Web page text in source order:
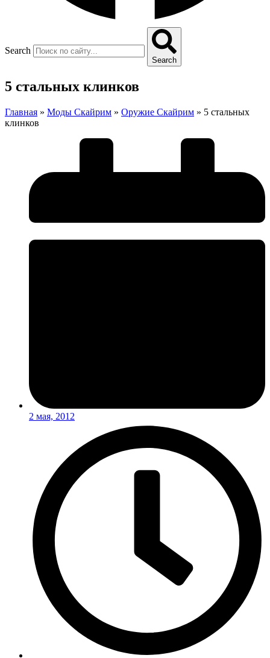
Search
Search
5 стальных клинков
Главная » Моды Скайрим » Оружие Скайрим » 5 стальных
клинков
2 мая, 2012